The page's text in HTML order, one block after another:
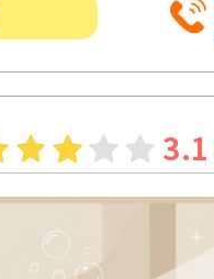
3.1